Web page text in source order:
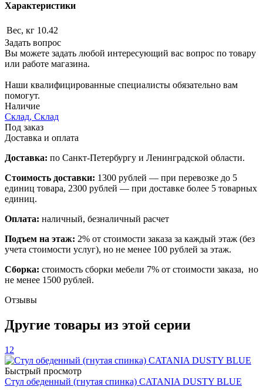
Характеристики
Вес, кг 10.42
Задать вопрос
Вы можете задать любой интересующий вас вопрос по товару
или работе магазина.
Наши квалифицированные специалисты обязательно вам
помогут.
Наличие
Склад, Склад
Под заказ
Доставка и оплата
Доставка: по Санкт-Петербургу и Ленинградской области.
Стоимость доставки: 1300 рублей — при перевозке до 5
единиц товара, 2300 рублей — при доставке более 5 товарных
единиц.
Оплата: наличный, безналичный расчет
Подъем на этаж: 2% от стоимости заказа за каждый этаж (без
учета стоимости услуг), но не менее 100 рублей за этаж.
Сборка: стоимость сборки мебели 7% от стоимости заказа, но
не менее 1500 рублей.
Отзывы
Другие товары из этой серии
12
Быстрый просмотр
Стул обеденный (гнутая спинка) CATANIA DUSTY BLUE